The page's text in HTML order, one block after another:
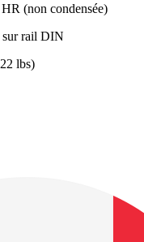
(non condensée)
sur rail DIN
lbs)